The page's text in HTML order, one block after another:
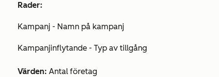
Rader:
Kampanj - Namn på kampanj
Kampanjinflytande - Typ av tillgång
Värden: Antal företag